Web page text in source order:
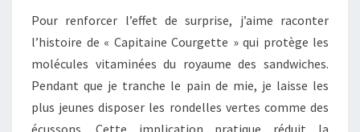
Pour renforcer l’effet de surprise, j’aime raconter
l’histoire de « Capitaine Courgette » qui protège les
molécules vitaminées du royaume des sandwiches.
Pendant que je tranche le pain de mie, je laisse les
plus jeunes disposer les rondelles vertes comme des